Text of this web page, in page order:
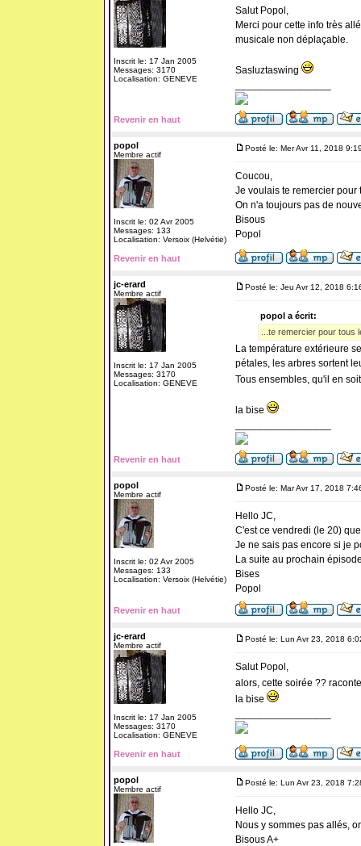
Inscrit le: 17 Jan 2005
Messages: 3170
Localisation: GENEVE
Salut Popol,
Merci pour cette info très
musicale non déplaçable.
Sasluztaswing
Revenir en haut
popol
Membre actif
Inscrit le: 02 Avr 2005
Messages: 133
Localisation: Versoix (Helvétie)
Posté le: Mer Avr 11, 2018
Coucou,
Je voulais te remercier pour
On n'a toujours pas de
Bisous
Popol
Revenir en haut
jc-erard
Membre actif
Inscrit le: 17 Jan 2005
Messages: 3170
Localisation: GENEVE
Posté le: Jeu Avr 12, 2018
popol a écrit:
...te remercier pour
La température extérieure
pétales, les arbres sortent
Tous ensembles, qu'il en
la bise
Revenir en haut
popol
Membre actif
Inscrit le: 02 Avr 2005
Messages: 133
Localisation: Versoix (Helvétie)
Posté le: Mar Avr 17, 2018
Hello JC,
C'est ce vendredi (le 20)
Je ne sais pas encore si je
La suite au prochain
Bises
Popol
Revenir en haut
jc-erard
Membre actif
Inscrit le: 17 Jan 2005
Messages: 3170
Localisation: GENEVE
Posté le: Lun Avr 23, 2018
Salut Popol,
alors, cette soirée ??
la bise
Revenir en haut
popol
Membre actif
Posté le: Lun Avr 23, 2018
Hello JC,
Nous y sommes pas allés,
Bisous A+